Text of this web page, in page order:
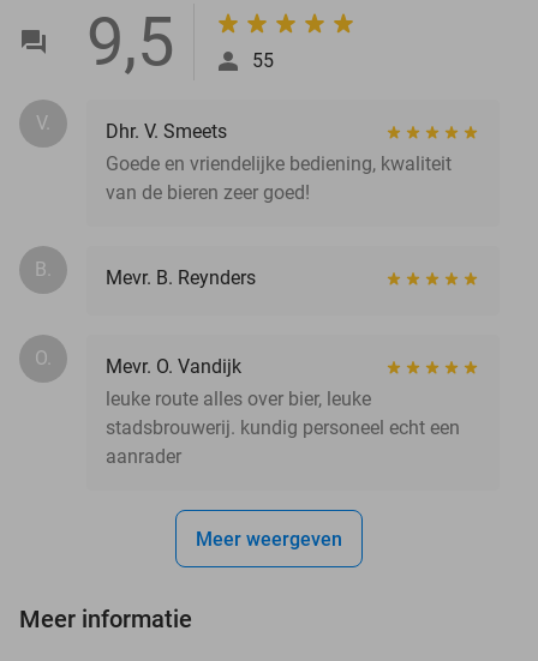
9,5 55
V.
Dhr. V. Smeets
Goede en vriendelijke bediening, kwaliteit
van de bieren zeer goed!
B. Mevr. B. Reynders
O.
Mevr. O. Vandijk
leuke route alles over bier, leuke
stadsbrouwerij. kundig personeel echt een
aanrader
Meer weergeven
Meer informatie